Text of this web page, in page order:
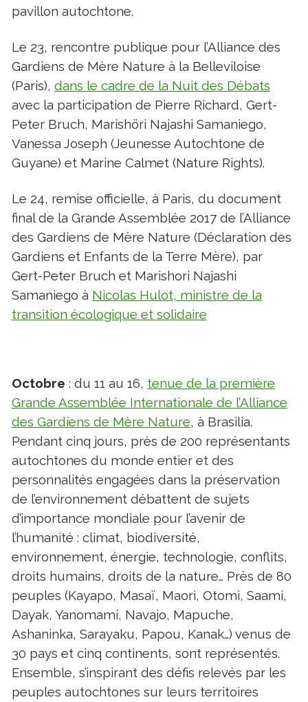
pavillon autochtone.
Le 23, rencontre publique pour l’Alliance des
Gardiens de Mère Nature à la Belleviloise
(Paris), dans le cadre de la Nuit des Débats
avec la participation de Pierre Richard, Gert-
Peter Bruch, Marishöri Najashi Samaniego,
Vanessa Joseph (Jeunesse Autochtone de
Guyane) et Marine Calmet (Nature Rights).
Le 24, remise officielle, à Paris, du document
final de la Grande Assemblée 2017 de l’Alliance
des Gardiens de Mère Nature (Déclaration des
Gardiens et Enfants de la Terre Mère), par
Gert-Peter Bruch et Marishori Najashi
Samaniego à Nicolas Hulot, ministre de la
transition écologique et solidaire
Octobre : du 11 au 16, tenue de la première
Grande Assemblée Internationale de l’Alliance
des Gardiens de Mère Nature, à Brasilia.
Pendant cinq jours, près de 200 représentants
autochtones du monde entier et des
personnalités engagées dans la préservation
de l’environnement débattent de sujets
d’importance mondiale pour l’avenir de
l’humanité : climat, biodiversité,
environnement, énergie, technologie, conflits,
droits humains, droits de la nature… Près de 80
peuples (Kayapo, Masaï, Maori, Otomi, Saami,
Dayak, Yanomami, Navajo, Mapuche,
Ashaninka, Sarayaku, Papou, Kanak…) venus de
30 pays et cinq continents, sont représentés.
Ensemble, s’inspirant des défis relevés par les
peuples autochtones sur leurs territoires